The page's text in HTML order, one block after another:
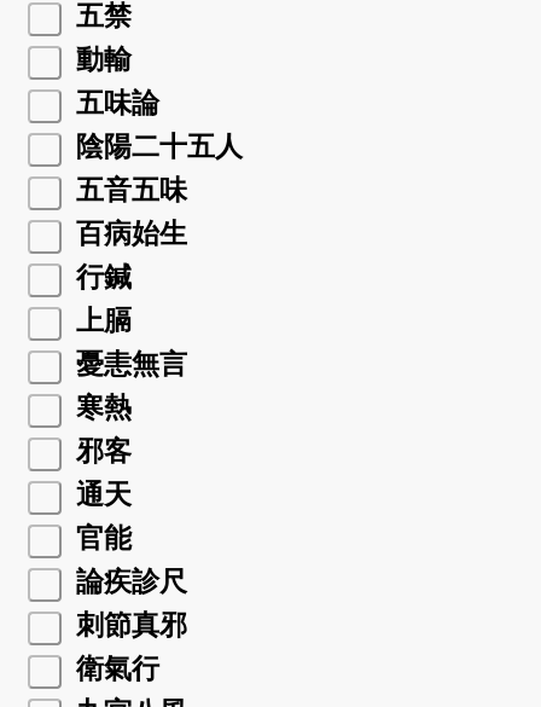
五禁
動輸
五味論
陰陽二十五人
五音五味
百病始生
行鍼
上膈
憂恚無言
寒熱
邪客
通天
官能
論疾診尺
刺節真邪
衛氣行